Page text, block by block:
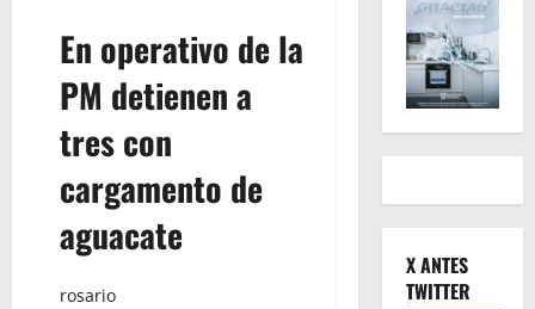
En operativo de la
PM detienen a
tres con
cargamento de
aguacate
rosario
X ANTES
TWITTER